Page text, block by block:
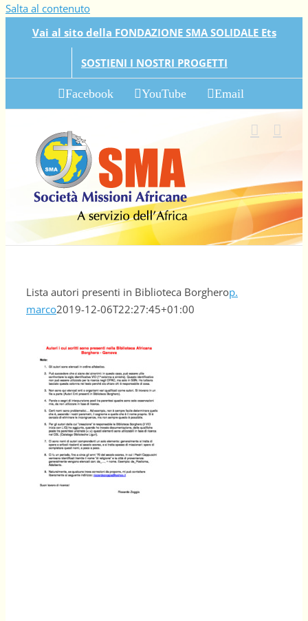
Salta al contenuto
Vai al sito della FONDAZIONE SMA SOLIDALE Ets
SOSTIENI I NOSTRI PROGETTI
Facebook YouTube Email
Lista autori presenti in Biblioteca Borgherop.
marco2019-12-06T22:27:45+01:00